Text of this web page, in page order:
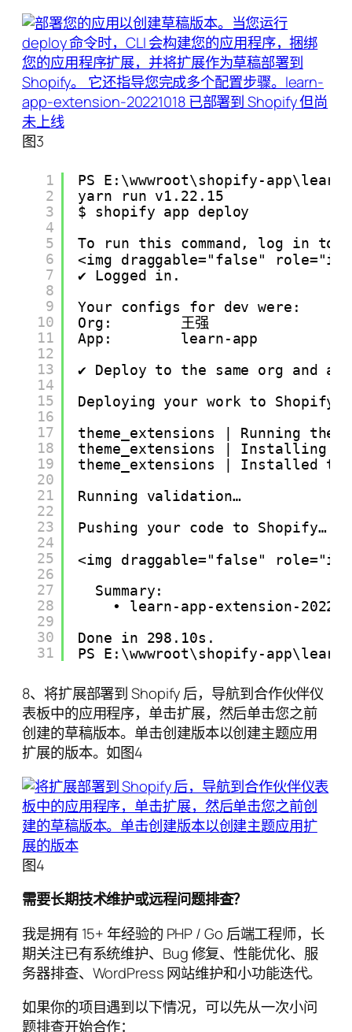
图3
1
2
3
4
5
6
7
8
9
10
11
12
13
14
15
16
17
18
19
20
21
22
23
24
25
26
27
28
29
30
31
PS E:\wwwroot\shopify-
yarn run v1.22.15
$ shopify app deploy
To run this command, log in to
<img draggable="false"
✔ Logged in.
Your configs for dev were:
Org:        王强
App:        learn-app
✔ Deploy to the same org and
Deploying your work to
theme_extensions | Running
theme_extensions | Installing
theme_extensions | Installed
Running validation…
Pushing your code to Shopify…
<img draggable="false"
Summary:
• learn-app-extension-
Done in 298.10s.
PS E:\wwwroot\shopify-app\learn-
8、将扩展部署到 Shopify 后，导航到合作伙伴仪
表板中的应用程序，单击扩展，然后单击您之前
创建的草稿版本。单击创建版本以创建主题应用
扩展的版本。如图4
图4
需要长期技术维护或远程问题排查？
我是拥有 15+ 年经验的 PHP / Go 后端工程师，长
期关注已有系统维护、Bug 修复、性能优化、服
务器排查、WordPress 网站维护和小功能迭代。
如果你的项目遇到以下情况，可以先从一次小问
题排查开始合作：